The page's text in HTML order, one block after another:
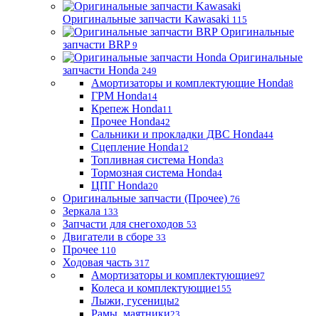
Оригинальные запчасти Kawasaki 115
Оригинальные
запчасти BRP 9
Оригинальные
запчасти Honda 249
Амортизаторы и комплектующие Honda8
ГРМ Honda14
Крепеж Honda11
Прочее Honda42
Сальники и прокладки ДВС Honda44
Сцепление Honda12
Топливная система Honda3
Тормозная система Honda4
ЦПГ Honda20
Оригинальные запчасти (Прочее) 76
Зеркала 133
Запчасти для снегоходов 53
Двигатели в сборе 33
Прочее 110
Ходовая часть 317
Амортизаторы и комплектующие97
Колеса и комплектующие155
Лыжи, гусеницы2
Рамы, маятники